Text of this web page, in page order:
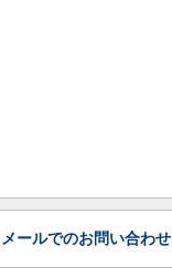
メールでのお問い合わせ